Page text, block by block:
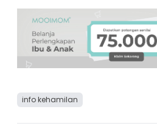
info kehamilan